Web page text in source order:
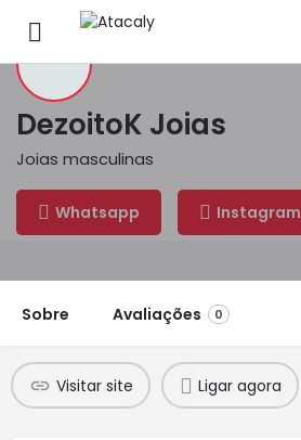
DezoitoK Joias
Joias masculinas
Whatsapp Instagram
Sobre Avaliações 0
Visitar site Ligar agora